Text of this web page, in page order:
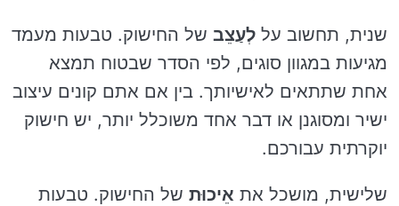
שנית, תחשוב על לְעַצֵב של החישוק. טבעות מעמד
מגיעות במגוון סוגים, לפי הסדר שבטוח תמצא
אחת שתתאים לאישיותך. בין אם אתם קונים עיצוב
ישיר ומסוגנן או דבר אחד משוכלל יותר, יש חישוק
יוקרתית עבורכם.
שלישית, מושכל את אֵיכוּת של החישוק. טבעות